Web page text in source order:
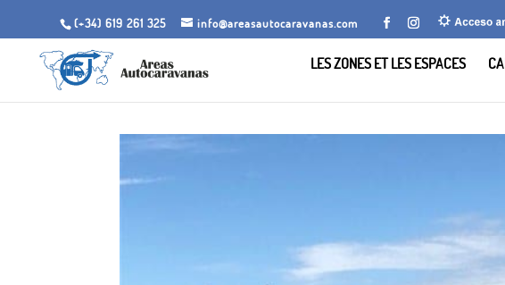
(+34) 619 261 325 info@areasautocaravanas.com
LES ZONES ET LES ESPACES